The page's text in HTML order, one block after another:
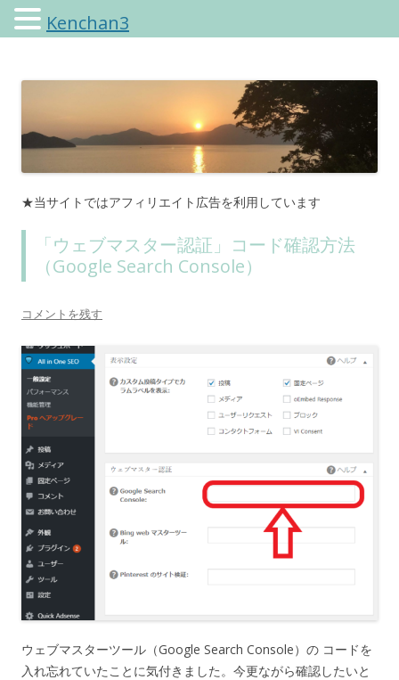
けんちゃんさんのブログ
★当サイトではアフィリエイト広告を利用しています
「ウェブマスター認証」コード確認方法
（Google Search Console）
コメントを残す
ウェブマスターツール（Google Search Console）の コードを
入れ忘れていたことに気付きました。今更ながら確認したいと
Kenchan3